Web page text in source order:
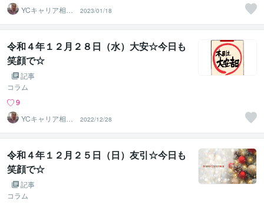
YCキャリア相談
2023/01/18
令和４年１２月２８日（水）大安☆今日も
笑顔で☆
記事
コラム
9
YCキャリア相談
2022/12/28
令和４年１２月２５日（日）友引☆今日も
笑顔で☆
記事
コラム